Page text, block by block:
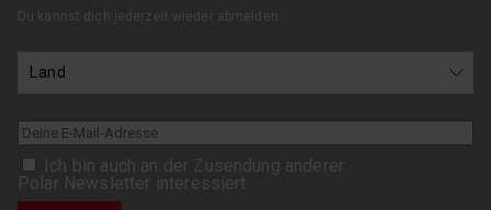
Du kannst dich jederzeit wieder abmelden.
Ich bin auch an der Zusendung anderer
Polar Newsletter interessiert